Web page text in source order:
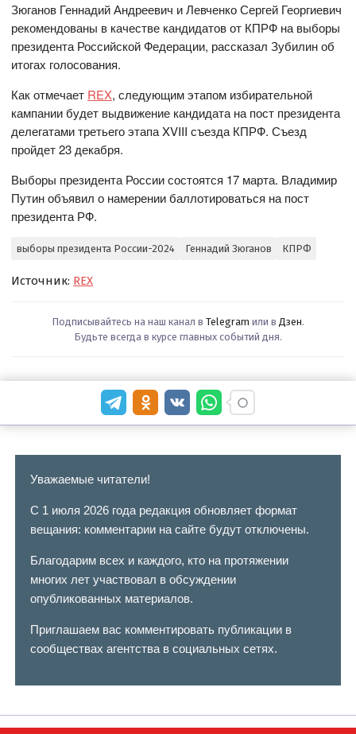
Зюганов Геннадий Андреевич и Левченко Сергей Георгиевич
рекомендованы в качестве кандидатов от КПРФ на выборы
президента Российской Федерации, рассказал Зубилин об
итогах голосования.
Как отмечает REX, следующим этапом избирательной
кампании будет выдвижение кандидата на пост президента
делегатами третьего этапа XVIII съезда КПРФ. Съезд
пройдет 23 декабря.
Выборы президента России состоятся 17 марта. Владимир
Путин объявил о намерении баллотироваться на пост
президента РФ.
выборы президента России-2024 Геннадий Зюганов КПРФ
Источник: REX
Подписывайтесь на наш канал в Telegram или в Дзен.
Будьте всегда в курсе главных событий дня.
Уважаемые читатели!
С 1 июля 2026 года редакция обновляет формат
вещания: комментарии на сайте будут отключены.
Благодарим всех и каждого, кто на протяжении
многих лет участвовал в обсуждении
опубликованных материалов.
Приглашаем вас комментировать публикации в
сообществах агентства в социальных сетях.